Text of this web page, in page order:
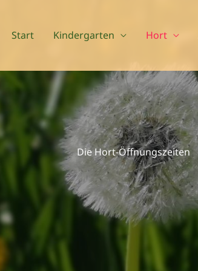
Start Kindergarten Hort
Die Hort-Öffnungszeiten